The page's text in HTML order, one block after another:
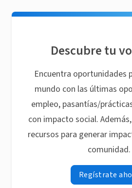
Descubre tu
Encuentra oportunidades
mundo con las últimas
empleo, pasantías/
con impacto social.
recursos para generar
comunidad.
Regístrate